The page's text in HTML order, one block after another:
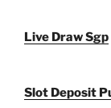
Live Draw Sgp
Slot Deposit